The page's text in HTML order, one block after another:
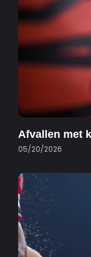
Afvallen met
05/20/2026